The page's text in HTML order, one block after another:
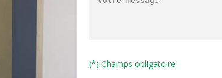
(*) Champs obligatoire